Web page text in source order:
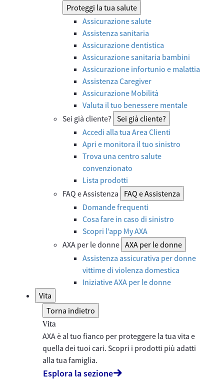
Proteggi la tua salute
Assicurazione salute
Assistenza sanitaria
Assicurazione dentistica
Assicurazione sanitaria bambini
Assicurazione infortunio e malattia
Assistenza Caregiver
Assicurazione Mobilità
Valuta il tuo benessere mentale
Sei già cliente? Sei già cliente?
Accedi alla tua Area Clienti
Apri e monitora il tuo sinistro
Trova una centro salute
convenzionato
Lista prodotti
FAQ e Assistenza
FAQ e Assistenza
Domande frequenti
Cosa fare in caso di sinistro
Scopri l’app My AXA
AXA per le donne AXA per le donne
Assistenza assicurativa per donne
vittime di violenza domestica
Iniziative AXA per le donne
Vita
Torna indietro
Vita
AXA è al tuo fianco per proteggere la tua vita e
quella dei tuoi cari. Scopri i prodotti più adatti
alla tua famiglia.
Esplora la sezione